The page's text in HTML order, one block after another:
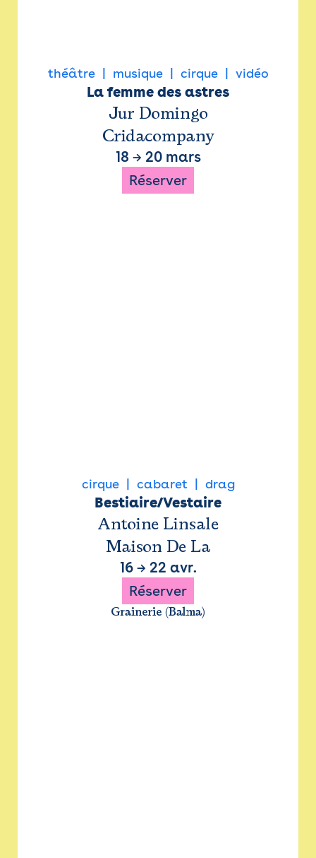
théâtre musique cirque vidéo
La femme des astres
Jur Domingo
Cridacompany
18 → 20 mars
Réserver
cirque cabaret drag
Bestiaire/Vestaire
Antoine Linsale
Maison De La
16→ 22 avr.
Réserver
Grainerie (Balma)